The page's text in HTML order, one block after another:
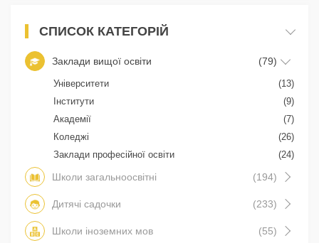
СПИСОК КАТЕГОРІЙ
Заклади вищої освіти (79)
Університети
(13)
Інститути
(9)
Академії
(7)
Коледжі
(26)
Заклади професійної освіти
(24)
Школи загальноосвітні (194)
Дитячі садочки (233)
Школи іноземних мов (55)